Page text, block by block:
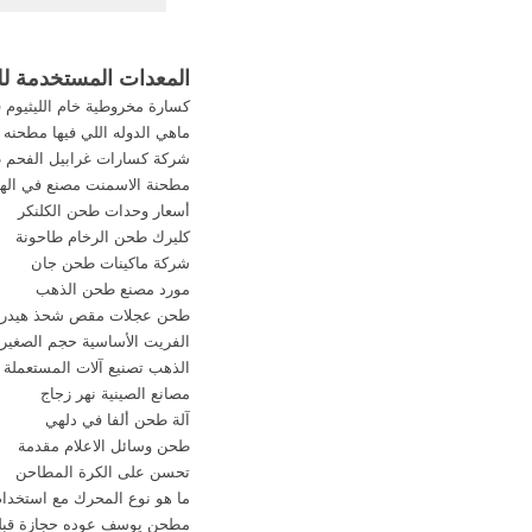
المعدات
المعدات المستخدمة
كسارة مخروطية خام الليثيوم
ماهي الدوله اللي فيها مطحنه
شركة كسارات غرابيل
مطحنة الاسمنت مصنع في
أسعار وحدات طحن الكلنكر
كليرك طحن الرخام طاحونة
شركة ماكينات طحن جان
مورد مصنع طحن الذهب
طحن عجلات مقص شحذ
الفريت الأساسية حجم
الذهب تصنيع آلات المستعملة
مصانع الصينية نهر زجاج
آلة طحن ألفا في دلهي
طحن وسائل الاعلام مقدمة
تحسن على الكرة المطاحن
ما هو نوع المحرك مع
مطحن يوسف عوده حجازة